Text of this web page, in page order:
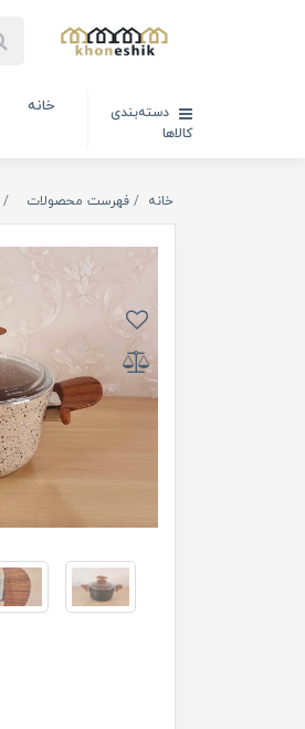
دسته‌بندی
کالاها
خانه
خانه فهرست محصولات